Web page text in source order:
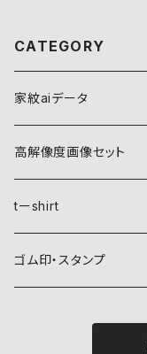
CATEGORY
家紋aiデータ
自然紋
稲妻
霞
植物紋
葵
動物紋
高解像度画像セット
自然紋
稲妻
植物紋
tーshirt
ゴム印・スタンプ